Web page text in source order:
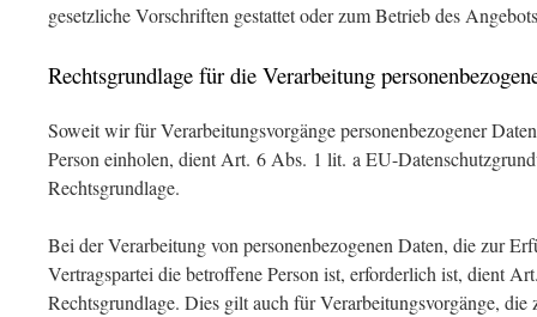
gesetzliche Vorschriften gestattet oder zum Betrieb des
Rechtsgrundlage für die Verarbeitung
Soweit wir für Verarbeitungsvorgänge personenbezogener
Person einholen, dient Art. 6 Abs. 1 lit. a EU-
Rechtsgrundlage.
Bei der Verarbeitung von personenbezogenen Daten, die zur
Vertragspartei die betroffene Person ist, erforderlich ist, dient
Rechtsgrundlage. Dies gilt auch für Verarbeitungsvorgänge,